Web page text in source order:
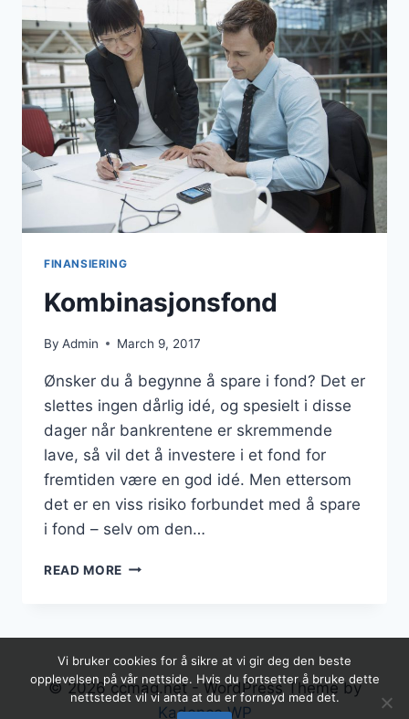
FINANSIERING
Kombinasjonsfond
By Admin March 9, 2017
Ønsker du å begynne å spare i fond? Det er
slettes ingen dårlig idé, og spesielt i disse
dager når bankrentene er skremmende
lave, så vil det å investere i et fond for
fremtiden være en god idé. Men ettersom
det er en viss risiko forbundet med å spare
i fond – selv om den…
READ MORE KOMBINASJONSFOND
© 2026 ccmag.net - WordPress Theme by
Kadence WP
Vi bruker cookies for å sikre at vi gir deg den beste
opplevelsen på vår nettside. Hvis du fortsetter å bruke dette
nettstedet vil vi anta at du er fornøyd med det.